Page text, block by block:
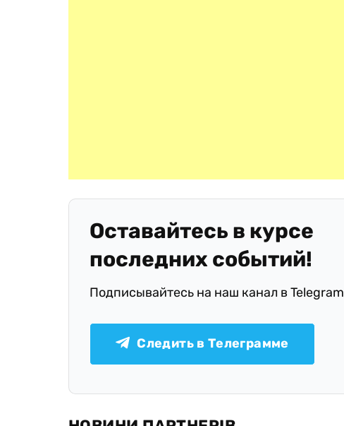
Оставайтесь в курсе
последних событий!
Подписывайтесь на наш канал в Telegram
Следить в Телеграмме